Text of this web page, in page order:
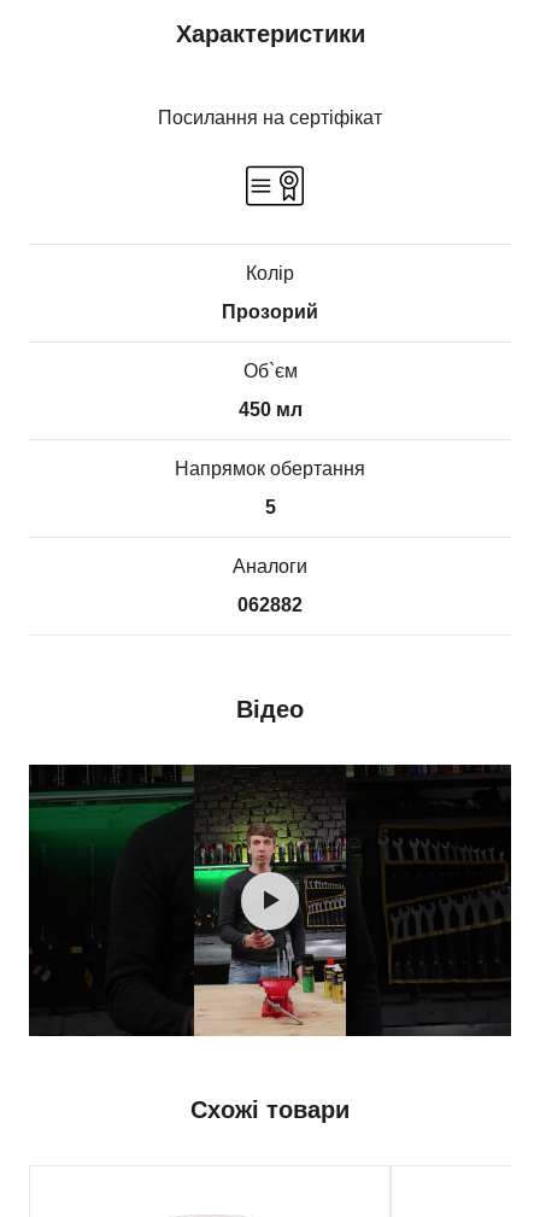
Характеристики
Посилання на сертіфікат
Колір
Прозорий
Об`єм
450 мл
Напрямок обертання
5
Аналоги
062882
Відео
Схожі товари